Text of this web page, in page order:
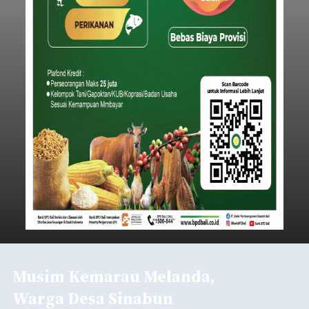
Musim Kemarau Melanda,
Warga Desa Sinabun